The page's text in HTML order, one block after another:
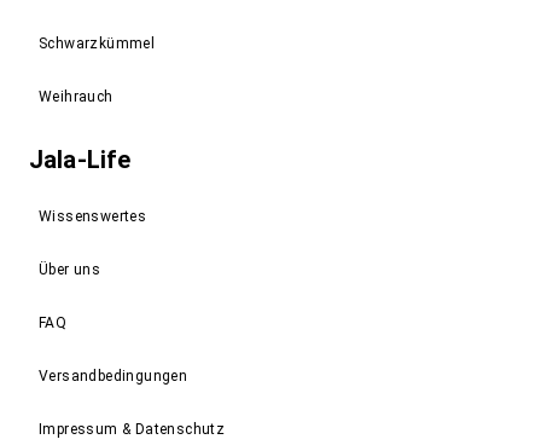
Schwarzkümmel
Weihrauch
Jala-Life
Wissenswertes
Über uns
FAQ
Versandbedingungen
Impressum & Datenschutz